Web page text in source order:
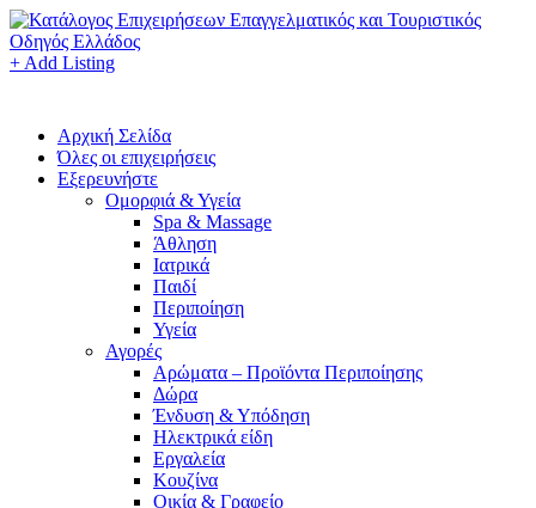
+ Add Listing
Αρχική Σελίδα
Όλες οι επιχειρήσεις
Εξερευνήστε
Ομορφιά & Υγεία
Spa & Massage
Άθληση
Ιατρικά
Παιδί
Περιποίηση
Υγεία
Αγορές
Αρώματα – Προϊόντα Περιποίησης
Δώρα
Ένδυση & Υπόδηση
Ηλεκτρικά είδη
Εργαλεία
Κουζίνα
Οικία & Γραφείο